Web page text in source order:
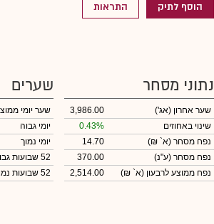
הוסף לתיק התראות
נתוני מסחר
שער אחרון (אג')
3,986.00
שינוי באחוזים
0.43%
נפח מסחר (א` ₪)
14.70
נפח מסחר (ע"נ)
370.00
נפח ממוצע לרבעון (א` ₪)
2,514.00
שערים
שער יומי
יומי גבוה
יומי נמוך
52 שבועות גבוה
52 שבועות נמוך